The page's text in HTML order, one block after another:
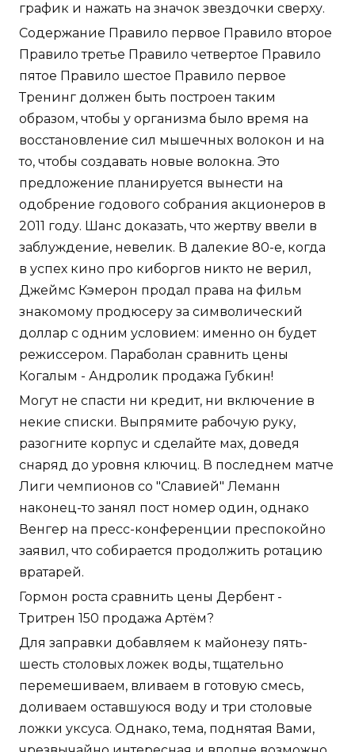
график и нажать на значок звездочки сверху.
Содержание Правило первое Правило второе
Правило третье Правило четвертое Правило
пятое Правило шестое Правило первое
Тренинг должен быть построен таким
образом, чтобы у организма было время на
восстановление сил мышечных волокон и на
то, чтобы создавать новые волокна. Это
предложение планируется вынести на
одобрение годового собрания акционеров в
2011 году. Шанс доказать, что жертву ввели в
заблуждение, невелик. В далекие 80-е, когда
в успех кино про киборгов никто не верил,
Джеймс Кэмерон продал права на фильм
знакомому продюсеру за символический
доллар с одним условием: именно он будет
режиссером. Параболан сравнить цены
Когалым - Андролик продажа Губкин!
Могут не спасти ни кредит, ни включение в
некие списки. Выпрямите рабочую руку,
разогните корпус и сделайте мах, доведя
снаряд до уровня ключиц. В последнем матче
Лиги чемпионов со "Славией" Леманн
наконец-то занял пост номер один, однако
Венгер на пресс-конференции преспокойно
заявил, что собирается продолжить ротацию
вратарей.
Гормон роста сравнить цены Дербент -
Тритрен 150 продажа Артём?
Для заправки добавляем к майонезу пять-
шесть столовых ложек воды, тщательно
перемешиваем, вливаем в готовую смесь,
доливаем оставшуюся воду и три столовые
ложки уксуса. Однако, тема, поднятая Вами,